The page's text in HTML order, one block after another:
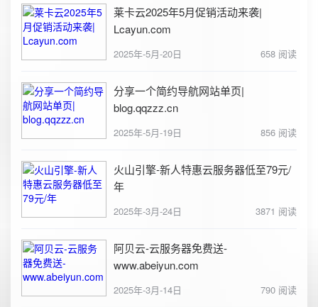
莱卡云2025年5月促销活动来袭|
Lcayun.com
2025年-5月-20日 658 阅读
分享一个简约导航网站单页|
blog.qqzzz.cn
2025年-5月-19日 856 阅读
火山引擎-新人特惠云服务器低至79元/
年
2025年-3月-24日 3871 阅读
阿贝云-云服务器免费送-
www.abeiyun.com
2025年-3月-14日 790 阅读